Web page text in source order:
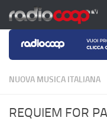
Salta al contenuto
NUOVA MUSICA ITALIANA
REQUIEM FOR